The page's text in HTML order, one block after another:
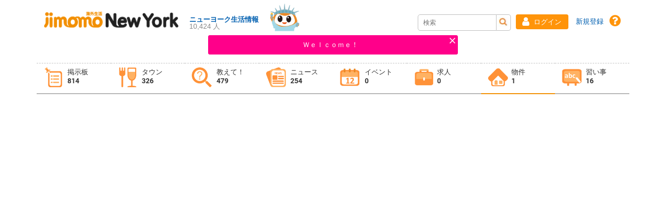
ニューヨーク生活情報
10,424 人
ログイン 新規登録
Ｗｅｌｃｏｍｅ！
掲示板
814
タウン
326
教えて！
479
ニュース
254
イベント
0
求人
0
物件
1
習い事
16
タウン情報